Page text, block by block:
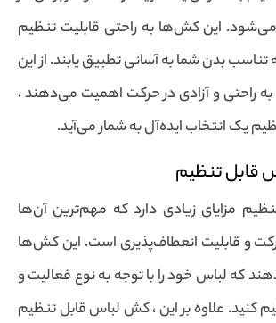
این کش‌ها به راحتی قابلیت تنظیم
تناسب بدن شما به آسانی تطبیق یابند. از این
به راحتی و آزادی در حرکت اهمیت می‌دهند ،
یک انتخاب ایده‌آل به شمار می‌آید.
قابل تنظیم
مزایای زیادی دارد که مهم‌ترین آن‌ها
و قابلیت انعطاف‌پذیری است. این کش‌ها
که لباس خود را با توجه به نوع فعالیت و
کنید. علاوه بر این ، کش لباس قابل تنظیم